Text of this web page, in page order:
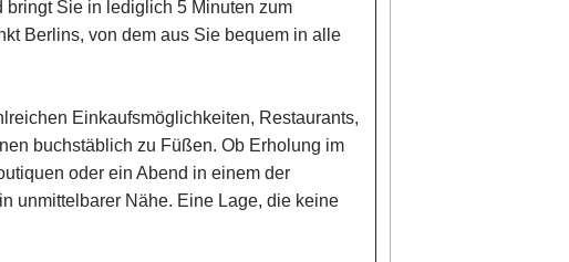
Sie in lediglich 5 Minuten zum
Berlins, von dem aus Sie bequem in alle
Einkaufsmöglichkeiten, Restaurants,
buchstäblich zu Füßen. Ob Erholung im
oder ein Abend in einem der
unmittelbarer Nähe. Eine Lage, die keine